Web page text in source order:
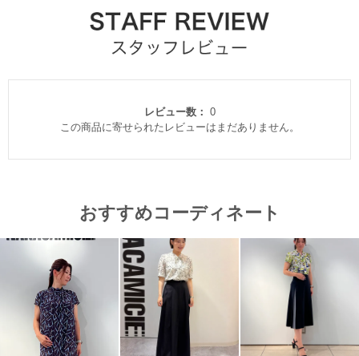
レビュー数： 0
この商品に寄せられたレビューはまだありません。
おすすめコーディネート